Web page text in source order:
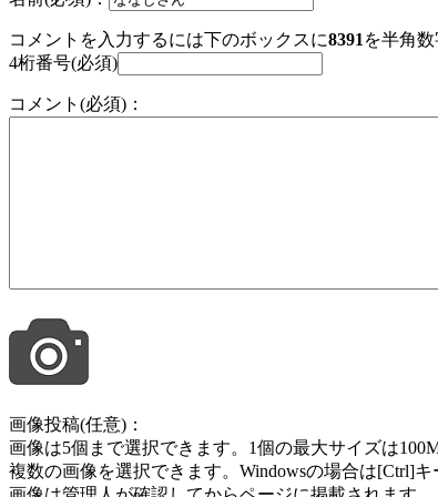
コメントを入力するには下のボックスに8391 を半角
4桁番号(必須)
コメント(必須)：
画像投稿(任意)：
画像は5個まで選択できます。1個の最大サイズは
複数の画像を選択できます。Windowsの場合は[Ctrl]